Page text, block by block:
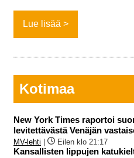
Lue lisää
Kotimaa
New York Times raportoi
levitettävästä Venäjän
MV-lehti Eilen klo 21:17
Kansallisten lippujen